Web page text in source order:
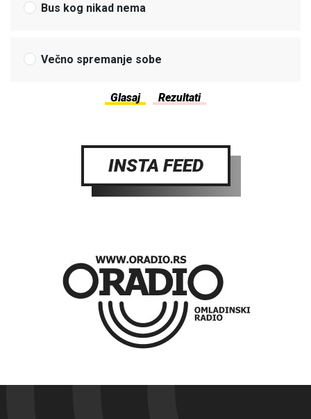
Bus kog nikad nema
Večno spremanje sobe
INSTA FEED